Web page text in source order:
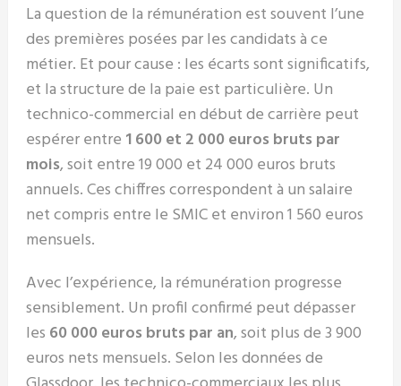
La question de la rémunération est souvent l’une
des premières posées par les candidats à ce
métier. Et pour cause : les écarts sont significatifs,
et la structure de la paie est particulière. Un
technico-commercial en début de carrière peut
espérer entre 1 600 et 2 000 euros bruts par
mois, soit entre 19 000 et 24 000 euros bruts
annuels. Ces chiffres correspondent à un salaire
net compris entre le SMIC et environ 1 560 euros
mensuels.
Avec l’expérience, la rémunération progresse
sensiblement. Un profil confirmé peut dépasser
les 60 000 euros bruts par an, soit plus de 3 900
euros nets mensuels. Selon les données de